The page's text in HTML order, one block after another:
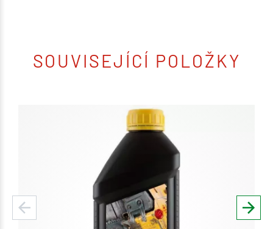
SOUVISEJÍCÍ POLOŽKY